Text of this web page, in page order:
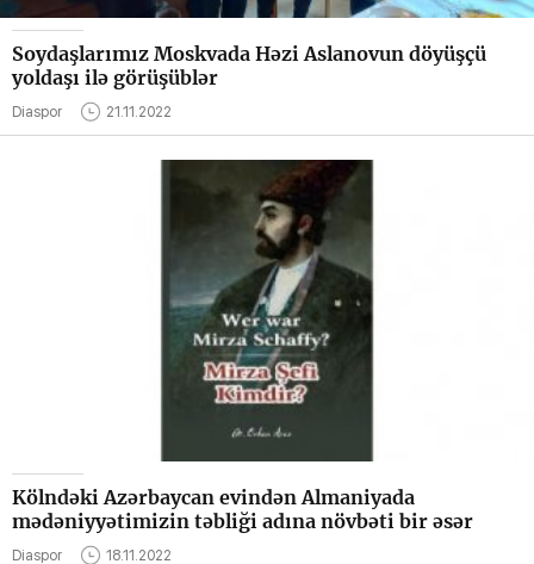
Soydaşlarımız Moskvada Həzi Aslanovun döyüşçü
yoldaşı ilə görüşüblər
Diaspor 21.11.2022
Kölndəki Azərbaycan evindən Almaniyada
mədəniyyətimizin təbliği adına növbəti bir əsər
Diaspor 18.11.2022